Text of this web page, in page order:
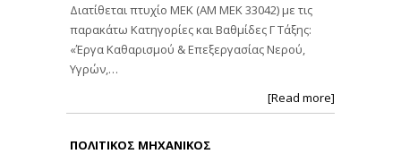
Διατίθεται πτυχίο ΜΕΚ (ΑΜ ΜΕΚ 33042) με τις
παρακάτω Κατηγορίες και Βαθμίδες Γ Τάξης:
«Έργα Καθαρισμού & Επεξεργασίας Νερού,
Υγρών,…
[Read more]
ΠΟΛΙΤΙΚΟΣ ΜΗΧΑΝΙΚΟΣ